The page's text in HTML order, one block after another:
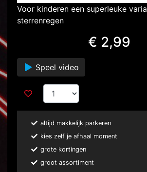
Voor kinderen een superleuke
sterrenregen
€ 2,99
Speel video
altijd makkelijk parkeren
kies zelf je afhaal moment
grote kortingen
groot assortiment